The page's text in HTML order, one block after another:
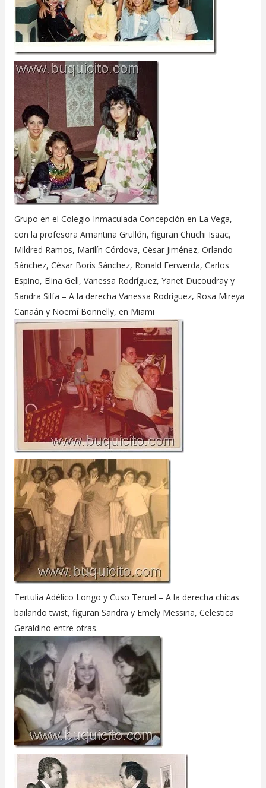
Grupo en el Colegio Inmaculada Concepción en La Vega,
con la profesora Amantina Grullón, figuran Chuchi Isaac,
Mildred Ramos, Marilín Córdova, Cësar Jiménez, Orlando
Sánchez, César Boris Sánchez, Ronald Ferwerda, Carlos
Espino, Elina Gell, Vanessa Rodríguez, Yanet Ducoudray y
Sandra Silfa – A la derecha Vanessa Rodríguez, Rosa Mireya
Canaán y Noemí Bonnelly, en Miami
Tertulia Adélico Longo y Cuso Teruel – A la derecha chicas
bailando twist, figuran Sandra y Emely Messina, Celestica
Geraldino entre otras.